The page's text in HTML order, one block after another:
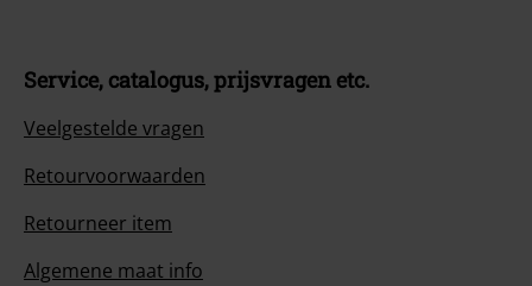
Service, catalogus, prijsvragen etc.
Veelgestelde vragen
Retourvoorwaarden
Retourneer item
Algemene maat info